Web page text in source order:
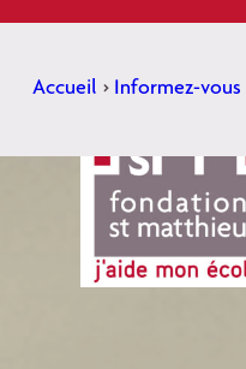
contenu
Accueil > Informez-vous